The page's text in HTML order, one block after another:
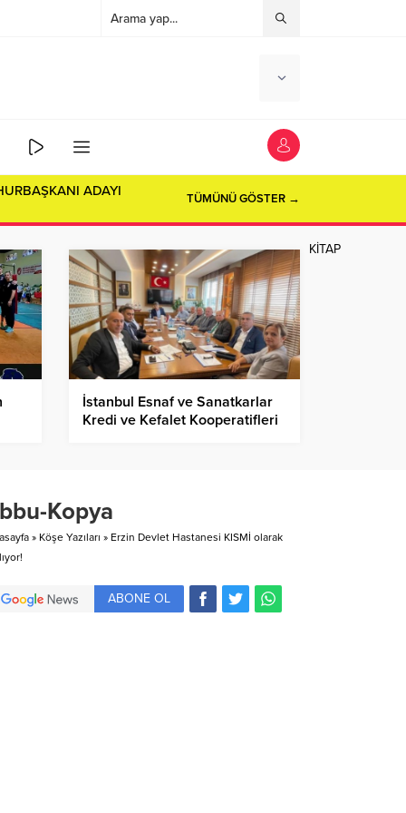
ADAYI
TÜMÜNÜ GÖSTER →
KİTAP
İstanbul Esnaf ve Sanatkarlar
Kredi ve Kefalet Kooperatifleri
Kopya
» Köşe Yazıları » Erzin Devlet Hastanesi KISMİ olarak
ABONE OL